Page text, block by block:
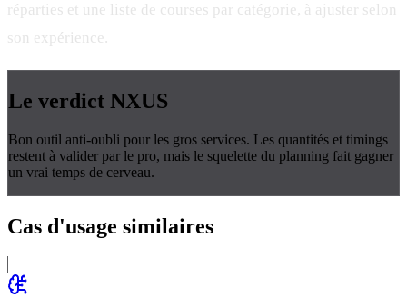
réparties et une liste de courses par catégorie, à ajuster selon
son expérience.
Le verdict NXUS
Bon outil anti-oubli pour les gros services. Les quantités et timings
restent à valider par le pro, mais le squelette du planning fait gagner
un vrai temps de cerveau.
Cas d'usage similaires